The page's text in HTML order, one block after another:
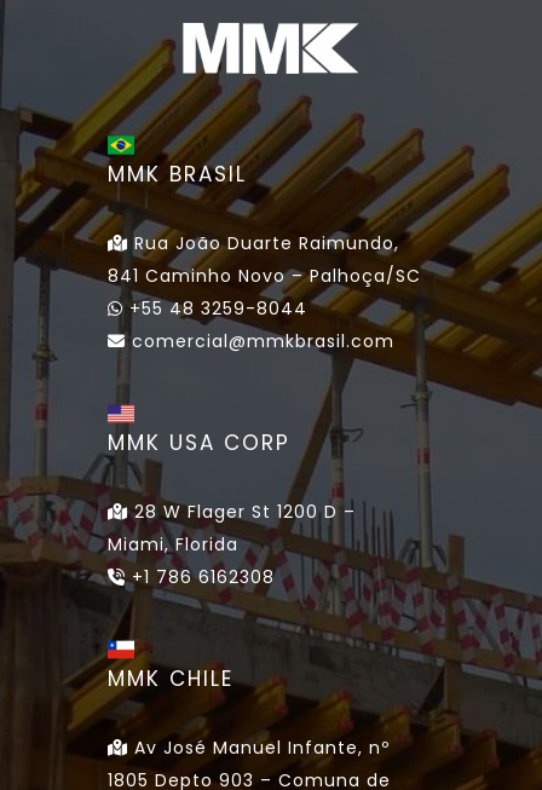
MMK BRASIL
Rua João Duarte Raimundo,
841 Caminho Novo – Palhoça/SC
+55 48 3259-8044
comercial@mmkbrasil.com
MMK USA CORP
28 W Flager St 1200 D –
Miami, Florida
+1 786 6162308
MMK CHILE
Av José Manuel Infante, nº
1805 Depto 903 – Comuna de